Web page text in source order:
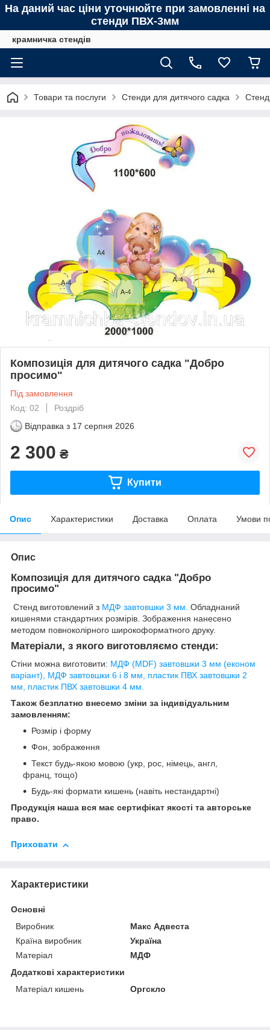
На даний час ціни уточнюйте при замовленні на
стенди ПВХ-3мм
крамничка стендів
Товари та послуги Стенди для дитячого садка
Композиція для дитячого садка "Добро
просимо"
Під замовлення
Код: 02
Роздріб
Відправка з 17 серпня 2026
2 300 ₴
Купити
Опис Характеристики Доставка Оплата Умови
Опис
Композиція для дитячого садка "Добро
просимо"
Стенд виготовлений з МДФ завтовшки 3 мм. Обладнаний
кишенями стандартних розмірів. Зображення нанесено
методом повноколірного широкоформатного друку.
Матеріали, з якого виготовляємо стенди:
Стіни можна виготовити: МДФ (MDF) завтовшки 3 мм (економ
варіант), МДФ завтовшки 6 і 8 мм, пластик ПВХ завтовшки 2
мм, пластик ПВХ завтовшки 4 мм.
Також безплатно внесемо зміни за індивідуальним
замовленням:
Розмір і форму
Фон, зображення
Текст будь-якою мовою (укр, рос, німець, англ,
франц, тощо)
Будь-які формати кишень (навіть нестандартні)
Продукція наша вся має сертифікат якості та авторське
право.
Приховати
Характеристики
Основні
Виробник
Макс Адвеста
Країна виробник
Україна
Матеріал
МДФ
Додаткові характеристики
Матеріал кишень
Оргскло